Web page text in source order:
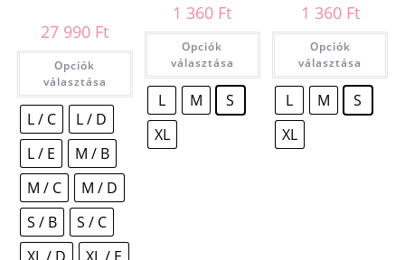
27 990 Ft
Opciók
választása
L / C
L / D
L / E
M / B
M / C
M / D
S / B
S / C
XL / D
XL / E
1 360 Ft
Opciók
választása
L M
S
XL
1 360 Ft
Opciók
választása
L M
S
XL